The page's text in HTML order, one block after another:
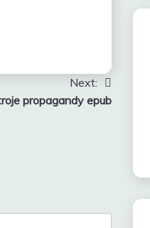
Next:
propagandy epub